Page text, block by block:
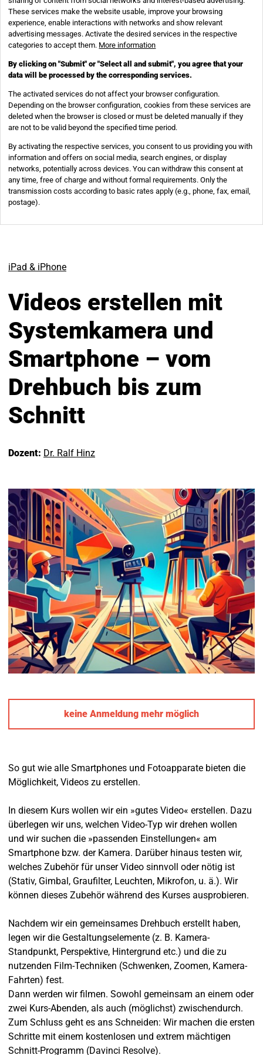
iPad & iPhone
Videos erstellen mit
Systemkamera und
Smartphone – vom
Drehbuch bis zum
Schnitt
Dozent: Dr. Ralf Hinz
keine Anmeldung mehr möglich
So gut wie alle Smartphones und Fotoapparate bieten die
Möglichkeit, Videos zu erstellen.
In diesem Kurs wollen wir ein »gutes Video« erstellen. Dazu
überlegen wir uns, welchen Video-Typ wir drehen wollen
und wir suchen die »passenden Einstellungen« am
Smartphone bzw. der Kamera. Darüber hinaus testen wir,
welches Zubehör für unser Video sinnvoll oder nötig ist
(Stativ, Gimbal, Graufilter, Leuchten, Mikrofon, u. ä.). Wir
können dieses Zubehör während des Kurses ausprobieren.
Nachdem wir ein gemeinsames Drehbuch erstellt haben,
legen wir die Gestaltungselemente (z. B. Kamera-
Standpunkt, Perspektive, Hintergrund etc.) und die zu
nutzenden Film-Techniken (Schwenken, Zoomen, Kamera-
Fahrten) fest.
Dann werden wir filmen. Sowohl gemeinsam an einem oder
zwei Kurs-Abenden, als auch (möglichst) zwischendurch.
Zum Schluss geht es ans Schneiden: Wir machen die ersten
Schritte mit einem kostenlosen und extrem mächtigen
Schnitt-Programm (Davinci Resolve).